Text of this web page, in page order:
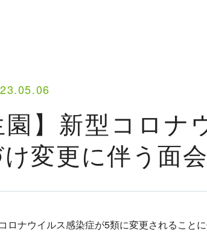
園】新型コロ
変更に伴う面
ロナウイルス感染症が5類に変更されること